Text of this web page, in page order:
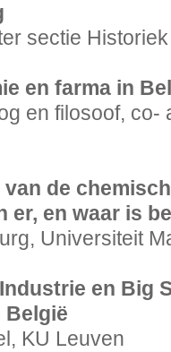
sectie
en farma in
en filosoof, co-
de
er, en waar is
Universiteit
en Big
België
KU Leuven